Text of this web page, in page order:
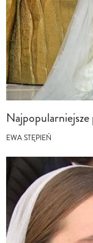
Najpopularniejsze
EWA STĘPIEŃ